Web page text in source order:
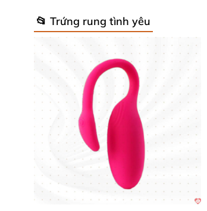
Thiết Kế Tinh Tế, Công
Sản phẩm sở hữu kích thước
phủ bởi chất liệu Silicone ABS
mại, quyến rũ của sản phẩm.
iPhone và Android giúp bạn dễ
📂 Trứng rung tình yêu